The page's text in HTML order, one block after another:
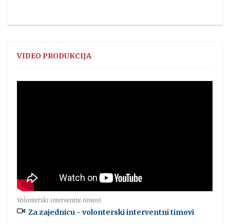
VIDEO PRODUKCIJA
Volonterski interventni timovi
Za zajednicu - volonterski interventni timovi